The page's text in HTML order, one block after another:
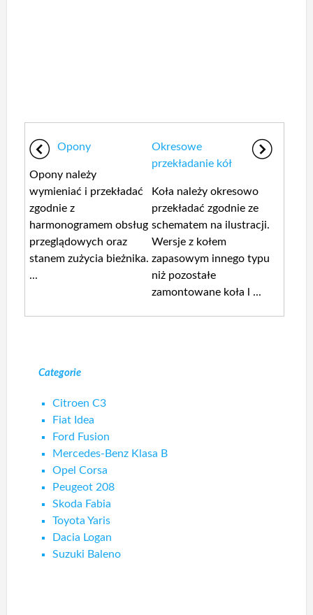
Opony
Opony należy
wymieniać i przekładać
zgodnie z
harmonogramem obsług
przeglądowych oraz
stanem zużycia bieżnika.
...
Okresowe
przekładanie kół
Koła należy okresowo
przekładać zgodnie ze
schematem na ilustracji.
Wersje z kołem
zapasowym innego typu
niż pozostałe
zamontowane koła l ...
Categorie
Citroen C3
Fiat Idea
Ford Fusion
Mercedes-Benz Klasa B
Opel Corsa
Peugeot 208
Skoda Fabia
Toyota Yaris
Dacia Logan
Suzuki Baleno